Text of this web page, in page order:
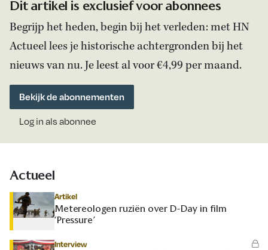
Dit artikel is exclusief voor abonnees
Begrijp het heden, begin bij het verleden: met HN
Actueel lees je historische achtergronden bij het
nieuws van nu. Je leest al voor €4,99 per maand.
Bekijk de abonnementen
Log in als abonnee
Actueel
Artikel
Metereologen ruziën over D-Day in film
‘Pressure’
Interview